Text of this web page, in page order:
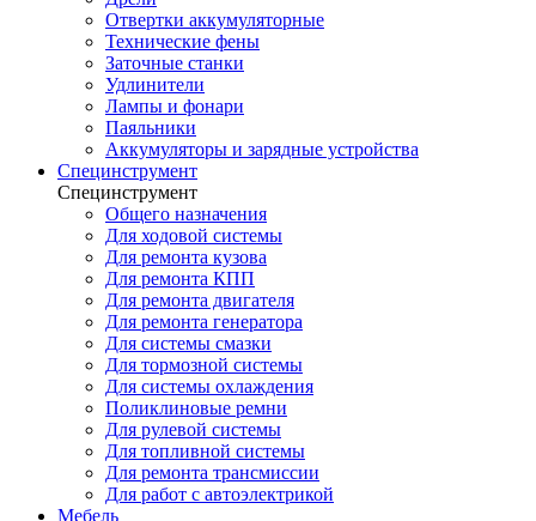
Отвертки аккумуляторные
Технические фены
Заточные станки
Удлинители
Лампы и фонари
Паяльники
Аккумуляторы и зарядные устройства
Специнструмент
Специнструмент
Общего назначения
Для ходовой системы
Для ремонта кузова
Для ремонта КПП
Для ремонта двигателя
Для ремонта генератора
Для системы смазки
Для тормозной системы
Для системы охлаждения
Поликлиновые ремни
Для рулевой системы
Для топливной системы
Для ремонта трансмиссии
Для работ с автоэлектрикой
Мебель